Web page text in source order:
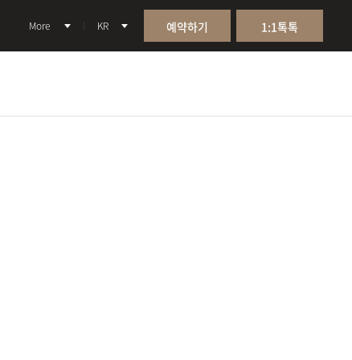
More KR 예약하기 1:1톡톡